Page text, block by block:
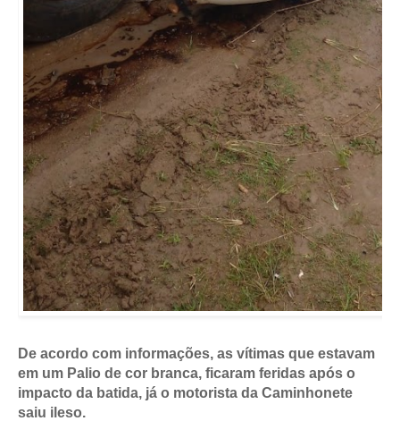
De acordo com informações, as vítimas que estavam
em um Palio de cor branca, ficaram feridas após o
impacto da batida, já o motorista da Caminhonete
saiu ileso.